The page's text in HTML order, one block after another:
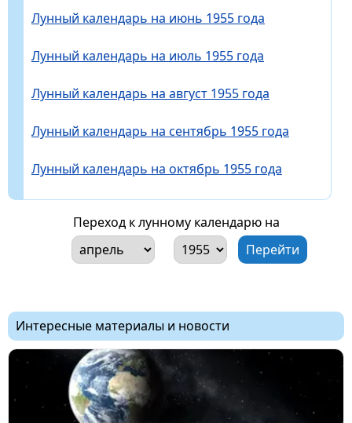
Лунный календарь на июнь 1955 года
Лунный календарь на июль 1955 года
Лунный календарь на август 1955 года
Лунный календарь на сентябрь 1955 года
Лунный календарь на октябрь 1955 года
Переход к лунному календарю на
Интересные материалы и новости